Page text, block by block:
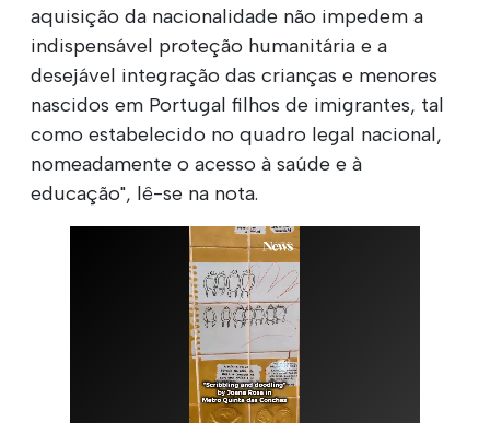
aquisição da nacionalidade não impedem a
indispensável proteção humanitária e a
desejável integração das crianças e menores
nascidos em Portugal filhos de imigrantes, tal
como estabelecido no quadro legal nacional,
nomeadamente o acesso à saúde e à
educação", lê-se na nota.